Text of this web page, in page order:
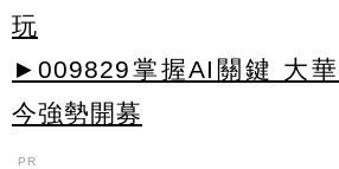
玩
►009829掌握AI關鍵 大
今強勢開募
PR